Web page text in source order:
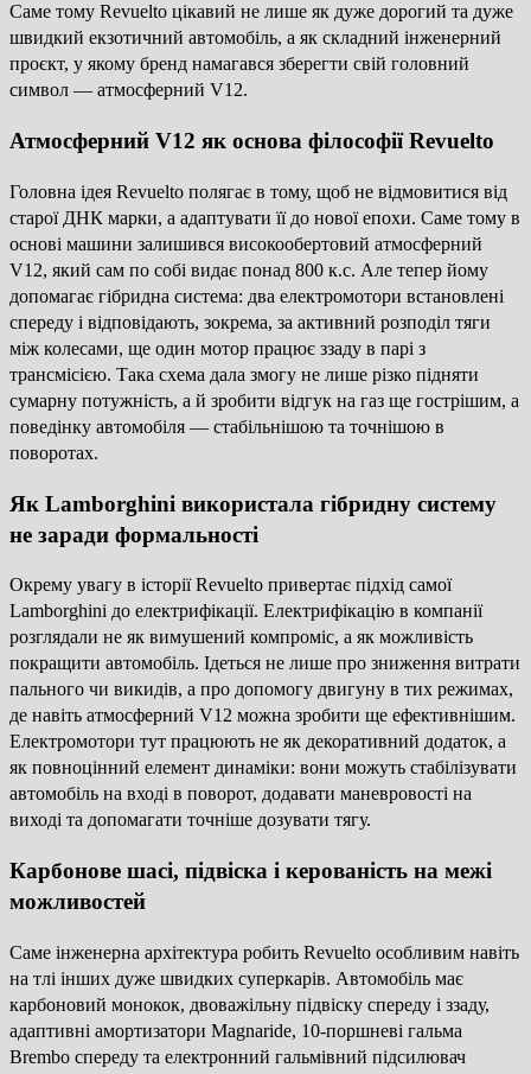
Саме тому Revuelto цікавий не лише як дуже дорогий та дуже
швидкий екзотичний автомобіль, а як складний інженерний
проєкт, у якому бренд намагався зберегти свій головний
символ — атмосферний V12.
Атмосферний V12 як основа філософії Revuelto
Головна ідея Revuelto полягає в тому, щоб не відмовитися від
старої ДНК марки, а адаптувати її до нової епохи. Саме тому в
основі машини залишився високообертовий атмосферний
V12, який сам по собі видає понад 800 к.с. Але тепер йому
допомагає гібридна система: два електромотори встановлені
спереду і відповідають, зокрема, за активний розподіл тяги
між колесами, ще один мотор працює ззаду в парі з
трансмісією. Така схема дала змогу не лише різко підняти
сумарну потужність, а й зробити відгук на газ ще гострішим, а
поведінку автомобіля — стабільнішою та точнішою в
поворотах.
Як Lamborghini використала гібридну систему
не заради формальності
Окрему увагу в історії Revuelto привертає підхід самої
Lamborghini до електрифікації. Електрифікацію в компанії
розглядали не як вимушений компроміс, а як можливість
покращити автомобіль. Ідеться не лише про зниження витрати
пального чи викидів, а про допомогу двигуну в тих режимах,
де навіть атмосферний V12 можна зробити ще ефективнішим.
Електромотори тут працюють не як декоративний додаток, а
як повноцінний елемент динаміки: вони можуть стабілізувати
автомобіль на вході в поворот, додавати маневровості на
виході та допомагати точніше дозувати тягу.
Карбонове шасі, підвіска і керованість на межі
можливостей
Саме інженерна архітектура робить Revuelto особливим навіть
на тлі інших дуже швидких суперкарів. Автомобіль має
карбоновий монокок, двоважільну підвіску спереду і ззаду,
адаптивні амортизатори Magnaride, 10-поршневі гальма
Brembo спереду та електронний гальмівний підсилювач